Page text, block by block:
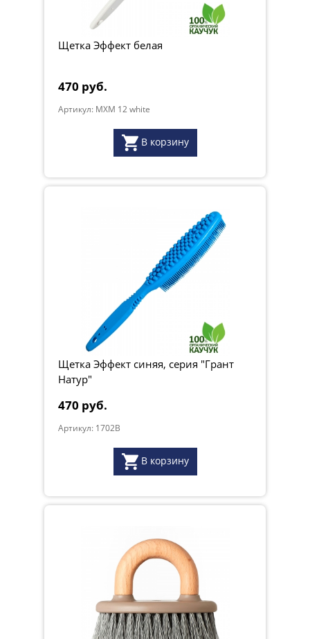
Щетка Эффект белая
470 руб.
Артикул: MXM 12 white
В корзину
Щетка Эффект синяя, серия "Грант
Натур"
470 руб.
Артикул: 1702B
В корзину